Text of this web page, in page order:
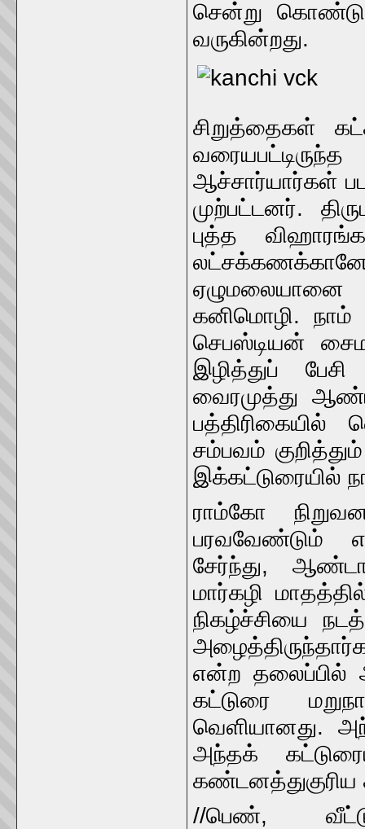
சென்று கொண்டு
வருகின்றது.
சிறுத்தைகள்
ஆச்சார்யார்கள்
முற்பட்டனர்.
புத்த
ஏழுமலையானை
கனிமொழி. நாம்
செபஸ்டியன்
இழித்துப்
வைரமுத்து
சம்பவம்
இக்கட்டுரையில்
ராம்கோ
பரவவேண்டும்
சேர்ந்து,
மார்கழி
நிகழ்ச்சியை
என்ற தலைப்பில்
கட்டுரை
வெளியானது.
அந்தக்
கண்டனத்துகுரிய
//பெண்,